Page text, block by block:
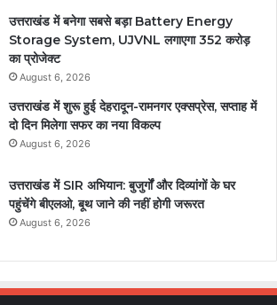
उत्तराखंड में बनेगा सबसे बड़ा Battery Energy
Storage System, UJVNL लगाएगा 352 करोड़
का प्रोजेक्ट
August 6, 2026
उत्तराखंड में शुरू हुई देहरादून-रामनगर एक्सप्रेस, सप्ताह में
दो दिन मिलेगा सफर का नया विकल्प
August 6, 2026
उत्तराखंड में SIR अभियान: बुजुर्गों और दिव्यांगों के घर
पहुंचेंगे बीएलओ, बूथ जाने की नहीं होगी जरूरत
August 6, 2026